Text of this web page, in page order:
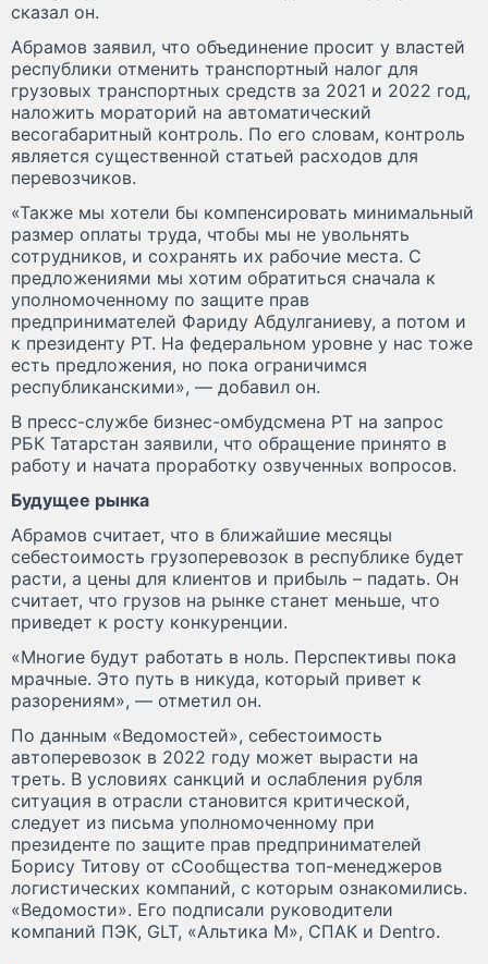
сказал он.
Абрамов заявил, что объединение просит у властей
республики отменить транспортный налог для
грузовых транспортных средств за 2021 и 2022 год,
наложить мораторий на автоматический
весогабаритный контроль. По его словам, контроль
является существенной статьей расходов для
перевозчиков.
«Также мы хотели бы компенсировать минимальный
размер оплаты труда, чтобы мы не увольнять
сотрудников, и сохранять их рабочие места. С
предложениями мы хотим обратиться сначала к
уполномоченному по защите прав
предпринимателей Фариду Абдулганиеву, а потом и
к президенту РТ. На федеральном уровне у нас тоже
есть предложения, но пока ограничимся
республиканскими», — добавил он.
В пресс-службе бизнес-омбудсмена РТ на запрос
РБК Татарстан заявили, что обращение принято в
работу и начата проработку озвученных вопросов.
Будущее рынка
Абрамов считает, что в ближайшие месяцы
себестоимость грузоперевозок в республике будет
расти, а цены для клиентов и прибыль – падать. Он
считает, что грузов на рынке станет меньше, что
приведет к росту конкуренции.
«Многие будут работать в ноль. Перспективы пока
мрачные. Это путь в никуда, который привет к
разорениям», — отметил он.
По данным «Ведомостей», себестоимость
автоперевозок в 2022 году может вырасти на
треть. В условиях санкций и ослабления рубля
ситуация в отрасли становится критической,
следует из письма уполномоченному при
президенте по защите прав предпринимателей
Борису Титову от сСообщества топ-менеджеров
логистических компаний, с которым ознакомились.
«Ведомости». Его подписали руководители
компаний ПЭК, GLT, «Альтика М», СПАК и Dentro.